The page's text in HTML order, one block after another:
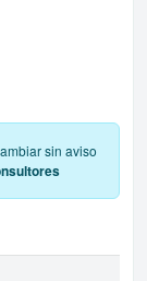
sin aviso